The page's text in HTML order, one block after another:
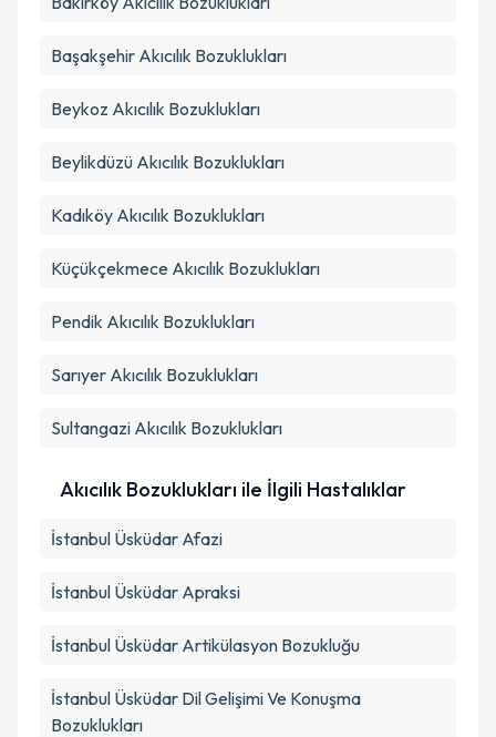
Başakşehir Akıcılık Bozuklukları
Beykoz Akıcılık Bozuklukları
Beylikdüzü Akıcılık Bozuklukları
Kadıköy Akıcılık Bozuklukları
Küçükçekmece Akıcılık Bozuklukları
Pendik Akıcılık Bozuklukları
Sarıyer Akıcılık Bozuklukları
Sultangazi Akıcılık Bozuklukları
Akıcılık Bozuklukları ile İlgili Hastalıklar
İstanbul Üsküdar Afazi
İstanbul Üsküdar Apraksi
İstanbul Üsküdar Artikülasyon Bozukluğu
İstanbul Üsküdar Dil Gelişimi Ve Konuşma
Bozuklukları